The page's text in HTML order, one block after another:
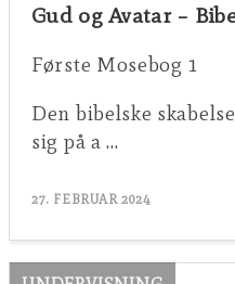
Gud og Avatar –
Første Mosebog 1
Den bibelske
sig på a …
27. FEBRUAR 2024